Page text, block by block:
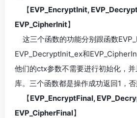
【EVP_EncryptInit,
EVP_CipherInit】
这三个函数的功能分别跟函数
EVP_DecryptInit_ex和
他们的ctx参数不需要进行初始化，
库。三个函数都是操作成功返回1，否
【EVP_EncryptFinal,
EVP_CipherFinal】